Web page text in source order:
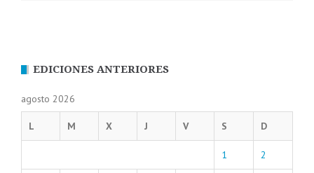
EDICIONES ANTERIORES
agosto 2026
L M X J V S D
1 2